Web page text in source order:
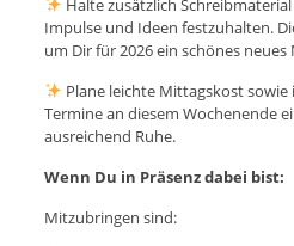
Halte zusätzlich
Impulse und Ideen festzuhalten.
um Dir für 2026 ein schönes
Plane leichte Mittagskost
Termine an diesem Wochenende
ausreichend Ruhe.
Wenn Du in Präsenz dabei bist:
Mitzubringen sind: